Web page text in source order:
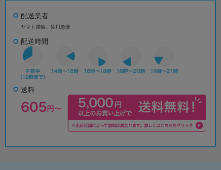
配送業者
ヤマト運輸、佐川急便
配送時間
送料